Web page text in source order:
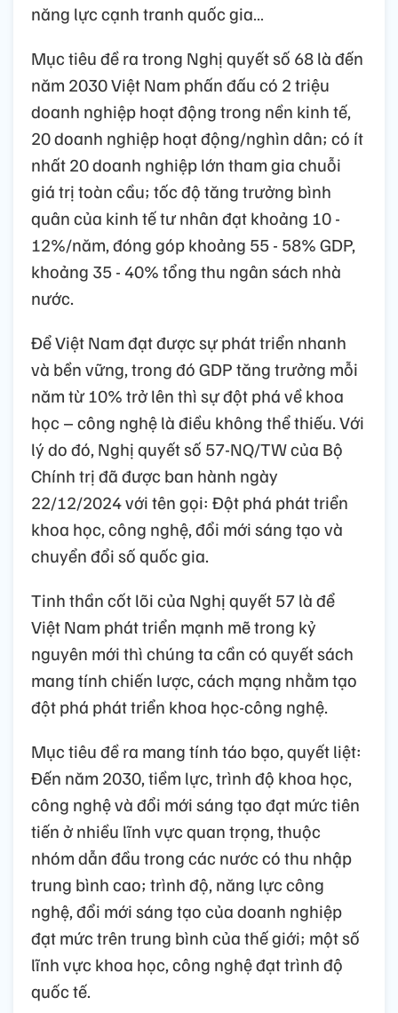
năng lực cạnh tranh quốc gia…
Mục tiêu đề ra trong Nghị quyết số 68 là đến
năm 2030 Việt Nam phấn đấu có 2 triệu
doanh nghiệp hoạt động trong nền kinh tế,
20 doanh nghiệp hoạt động/nghìn dân; có ít
nhất 20 doanh nghiệp lớn tham gia chuỗi
giá trị toàn cầu; tốc độ tăng trưởng bình
quân của kinh tế tư nhân đạt khoảng 10 -
12%/năm, đóng góp khoảng 55 - 58% GDP,
khoảng 35 - 40% tổng thu ngân sách nhà
nước.
Để Việt Nam đạt được sự phát triển nhanh
và bền vững, trong đó GDP tăng trưởng mỗi
năm từ 10% trở lên thì sự đột phá về khoa
học – công nghệ là điều không thể thiếu. Với
lý do đó, Nghị quyết số 57-NQ/TW của Bộ
Chính trị đã được ban hành ngày
22/12/2024 với tên gọi: Đột phá phát triển
khoa học, công nghệ, đổi mới sáng tạo và
chuyển đổi số quốc gia.
Tinh thần cốt lõi của Nghị quyết 57 là để
Việt Nam phát triển mạnh mẽ trong kỷ
nguyên mới thì chúng ta cần có quyết sách
mang tính chiến lược, cách mạng nhằm tạo
đột phá phát triển khoa học-công nghệ.
Mục tiêu đề ra mang tính táo bạo, quyết liệt:
Đến năm 2030, tiềm lực, trình độ khoa học,
công nghệ và đổi mới sáng tạo đạt mức tiên
tiến ở nhiều lĩnh vực quan trọng, thuộc
nhóm dẫn đầu trong các nước có thu nhập
trung bình cao; trình độ, năng lực công
nghệ, đổi mới sáng tạo của doanh nghiệp
đạt mức trên trung bình của thế giới; một số
lĩnh vực khoa học, công nghệ đạt trình độ
quốc tế.